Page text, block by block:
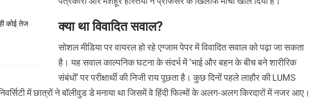
कोई तेज
क्या था विवादित सवाल?
सोशल मीडिया पर वायरल हो रहे एग्जाम पेपर में विवादित सवाल को पढ़ा जा सकता
है। यह सवाल काल्पनिक घटना के संदर्भ में ‘भाई और बहन के बीच बने शारीरिक
संबंधों’ पर परीक्षार्थी की निजी राय पूछता है। कुछ दिनों पहले लाहौर की LUMS
में छात्रों ने बॉलीवुड डे मनाया था जिसमें वे हिंदी फिल्मों के अलग-अलग किरदारों में नजर आए।